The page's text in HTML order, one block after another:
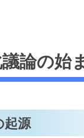
論の始
起源